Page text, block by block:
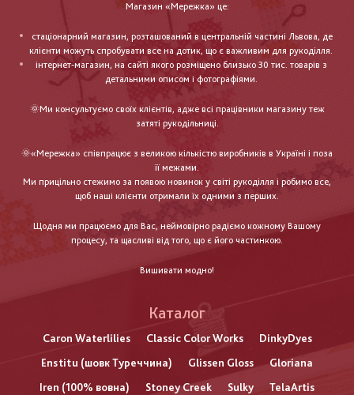
Магазин «Мережка» це:
стаціонарний магазин, розташований в центральній частині Львова, де
клієнти можуть спробувати все на дотик, що є важливим для рукоділля.
інтернет-магазин, на сайті якого розміщено близько 30 тис. товарів з
детальними описом і фотографіями.
🌞Ми консультуємо своїх клієнтів, адже всі працівники магазину теж
затяті рукодільниці.
🌞«Мережка» співпрацює з великою кількістю виробників в Україні і поза
її межами.
Ми прицільно стежимо за появою новинок у світі рукоділля і робимо все,
щоб наші клієнти отримали їх одними з перших.
Щодня ми працюємо для Вас, неймовірно радіємо кожному Вашому
процесу, та щасливі від того, що є його частинкою.
Вишивати модно!
Каталог
Caron Waterlilies Classic Color Works
DinkyDyes
Enstitu (шовк Туреччина)
Glissen Gloss
Gloriana
Iren (100% вовна)
Stoney Creek Sulky
TelaArtis